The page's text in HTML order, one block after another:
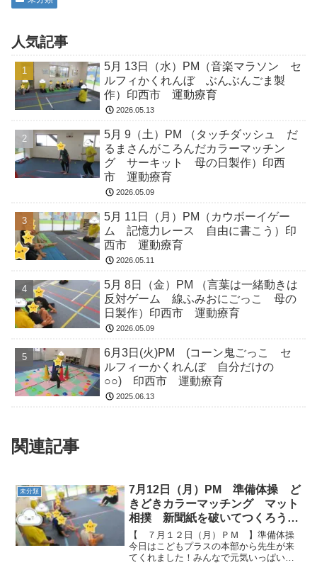
人気記事
5月 13日（水）PM（音楽マラソン セ
ルフィかくれんぼ ぶんぶんごま製
作）印西市 運動療育
2026.05.13
5月 9（土）PM （タッチダッシュ だ
るまさんがころんだカラーマッチン
グ サーキット 母の日製作）印西
市 運動療育
2026.05.09
5月 11日（月）PM（カウボーイゲー
ム 記憶力レース 自由に書こう）印
西市 運動療育
2026.05.11
5月 8日（金）PM （言葉は一緒動きは
反対ゲーム 線ふみおにごっこ 母の
日製作）印西市 運動療育
2026.05.09
6月3日(火)PM (コーン鬼ごっこ セ
ルフィーかくれんぼ 自分だけの
○○) 印西市 運動療育
2025.06.13
関連記事
未分類
7月12日（月）PM 準備体操 ど
きどきカラーマッチング マット
相撲 新聞紙を破いてつくろう
療育
【 ７月１２日（月）ＰＭ 】準備体操
今日はこどもプラスの本部から先生が来
てくれました！みんなで元気いっぱい遊